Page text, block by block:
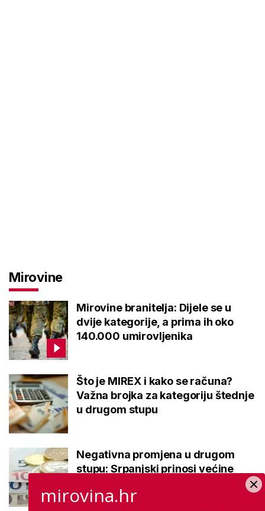
Mirovine
Mirovine branitelja: Dijele se u
dvije kategorije, a prima ih oko
140.000 umirovljenika
Što je MIREX i kako se računa?
Važna brojka za kategoriju štednje
u drugom stupu
Negativna promjena u drugom
stupu: Srpanjski prinosi većine
mirovina.hr